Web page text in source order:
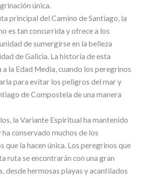
única.
principal del Camino de Santiago, la
es tan concurrida y ofrece a los
de sumergirse en la belleza
de Galicia. La historia de esta
la Edad Media, cuando los peregrinos
para evitar los peligros del mar y
de Compostela de una manera
la Variante Espiritual ha mantenido
conservado muchos de los
que la hacen única. Los peregrinos que
ruta se encontrarán con una gran
desde hermosas playas y acantilados